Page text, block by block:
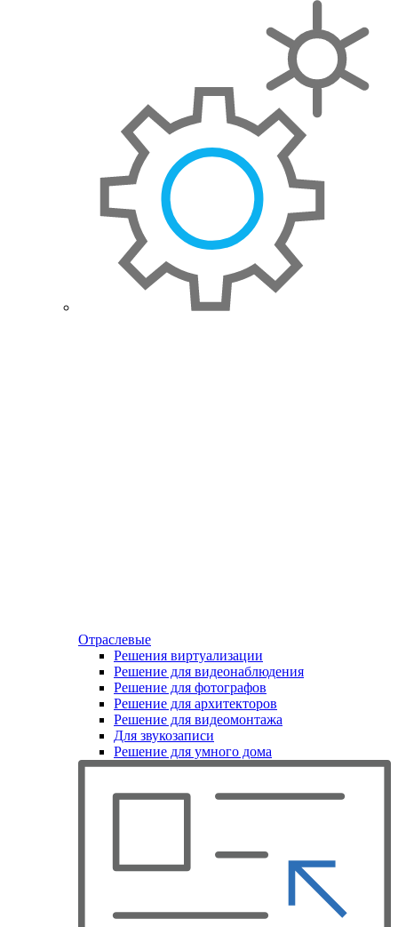
Отраслевые
Решения виртуализации
Решение для видеонаблюдения
Решение для фотографов
Решение для архитекторов
Решение для видеомонтажа
Для звукозаписи
Решение для умного дома